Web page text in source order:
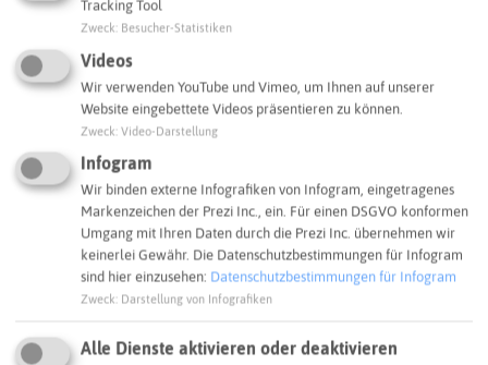
Kontakt
Maurice Wüller , Mobilitätsmanager, Kreis Recklinghausen,
SCHLAGWORTE
So ordnen wir dieses Projekt ein
Klimaschutz Kommunaler Klimaschutz
Kreis Recklinghausen Mobilität
Tracking Tool
Zweck Besucher-Statistiken
Videos
Wir verwenden YouTube und Vimeo, um Ihnen auf unserer
Website eingebettete Videos präsentieren zu können.
Zweck Video-Darstellung
Infogram
Wir binden externe Infografiken von Infogram, eingetragenes
Markenzeichen der Prezi Inc., ein. Für einen DSGVO konformen
Umgang mit Ihren Daten durch die Prezi Inc. übernehmen wir
keinerlei Gewähr. Die Datenschutzbestimmungen für Infogram
sind hier einzusehen: Datenschutzbestimmungen für Infogram
Zweck Darstellung von Infografiken
Alle Dienste aktivieren oder deaktivieren